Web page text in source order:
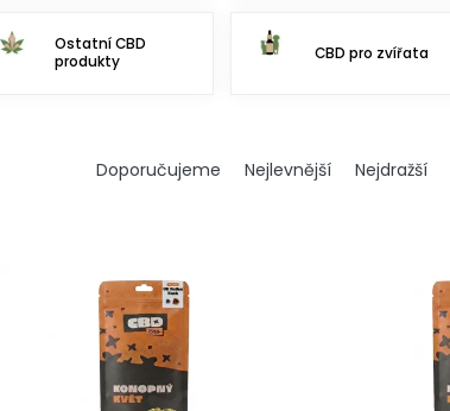
Ostatní CBD
produkty
CBD pro zvířata
Ř
a
p
o
d
Doporučujeme Nejlevnější Nejdražší